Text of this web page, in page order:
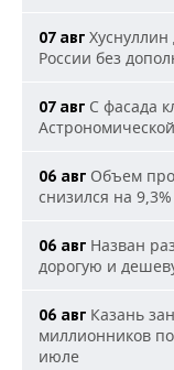
07 авг
России без
07 авг С фасада
06 авг Объем
снизился на
06 авг Назван
дорогую и
06 авг Казань
миллионников
июле